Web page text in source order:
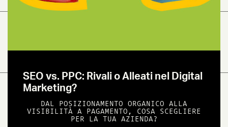
SEO vs. PPC: Rivali o Alleati nel Digital
Marketing?
DAL POSIZIONAMENTO ORGANICO ALLA
VISIBILITÀ A PAGAMENTO, COSA SCEGLIERE
PER LA TUA AZIENDA?